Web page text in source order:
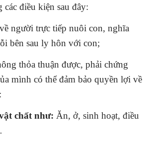
các điều kiện sau đây:
người trực tiếp nuôi con, nghĩa
bên sau ly hôn với con;
thỏa thuận được, phải chứng
mình có thể đảm bảo quyền lợi về
chất như: Ăn, ở, sinh hoạt, điều